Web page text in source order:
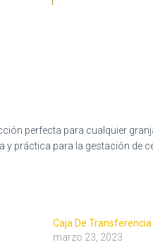
perfecta para cualquier
y práctica para la gestación de
Caja De Transferencia
marzo 23, 2023